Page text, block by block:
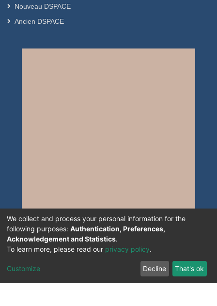
Nouveau DSPACE
Ancien DSPACE
We collect and process your personal information for the
following purposes: Authentication, Preferences,
Acknowledgement and Statistics.
To learn more, please read our privacy policy.
Customize Decline That's ok